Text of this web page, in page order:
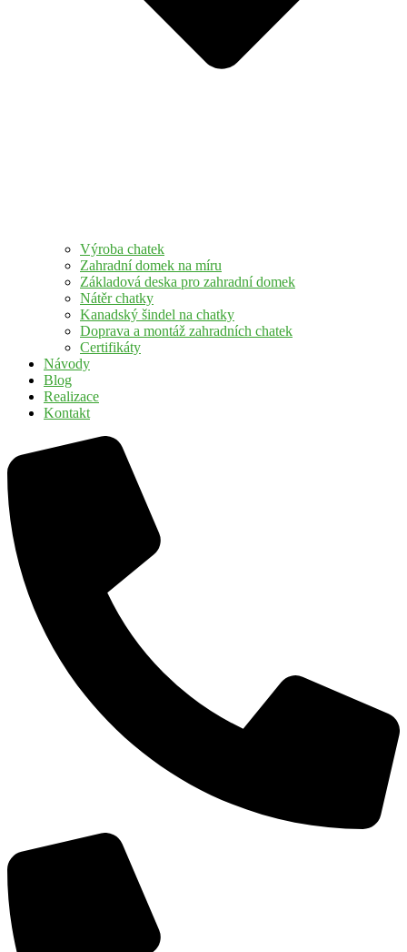
Výroba chatek
Zahradní domek na míru
Základová deska pro zahradní domek
Nátěr chatky
Kanadský šindel na chatky
Doprava a montáž zahradních chatek
Certifikáty
Návody
Blog
Realizace
Kontakt